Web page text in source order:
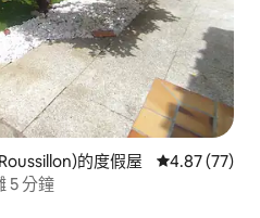
的度假屋 從 77 則評價
4.87 (77)
5 分鐘